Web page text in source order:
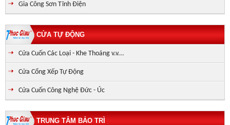
Gia Công Sơn Tĩnh Điện
CỬA TỰ ĐỘNG
Cửa Cuốn Các Loại - Khe Thoáng v.v...
Cửa Cổng Xếp Tự Động
Cửa Cuốn Công Nghệ Đức - Úc
TRUNG TÂM BẢO TRÌ